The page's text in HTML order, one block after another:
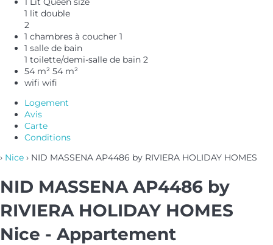
1 lit double
2
1 chambres à coucher 1
1 salle de bain
1 toilette/demi-salle de bain 2
54 m² 54 m²
wifi wifi
Logement
Avis
Carte
Conditions
› Nice › NID MASSENA AP4486 by RIVIERA HOLIDAY HOMES
NID MASSENA AP4486 by
RIVIERA HOLIDAY HOMES
Nice - Appartement